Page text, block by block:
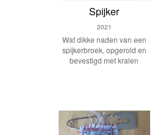
Spijker
2021
Wat dikke naden van een
spijkerbroek, opgerold en
bevestigd met kralen